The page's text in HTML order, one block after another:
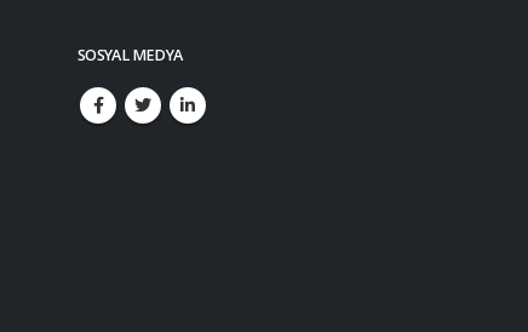
SOSYAL MEDYA